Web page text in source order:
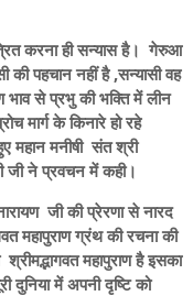
करना ही सन्यास है। गेरुआ
पहचान नहीं है ,सन्यासी वह
से प्रभु की भक्ति में लीन
मार्ग के किनारे हो रहे
महान मनीषी संत श्री
जी ने प्रवचन में कही।
जी की प्रेरणा से नारद
महापुराण ग्रंथ की रचना की
श्रीमद्भागवत महापुराण है इसका
दुनिया में अपनी दृष्टि को